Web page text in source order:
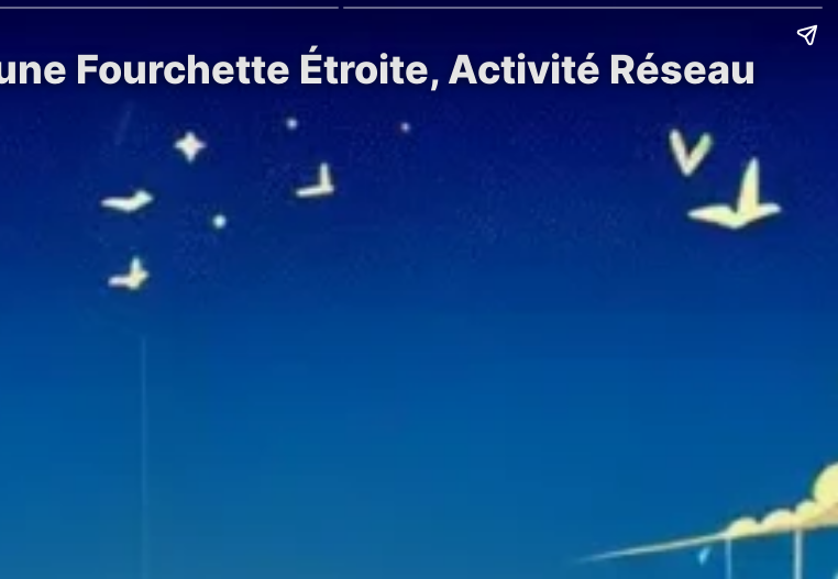
Fourchette Étroite, Activité Réseau